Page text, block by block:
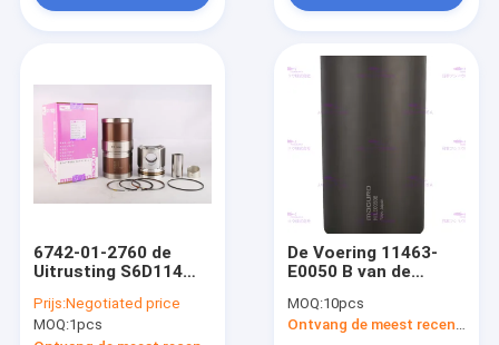
6742-01-2760 de
Uitrusting S6D114
cilinderkoker voor de
Motor van KOMATSU
Prijs:Negotiated price
MOQ:1pcs
De Voering 11463-
E0050 B van de
HINO-
Vrachtwagensmotor
MOQ:10pcs
Ontvang de meest recente Prijs